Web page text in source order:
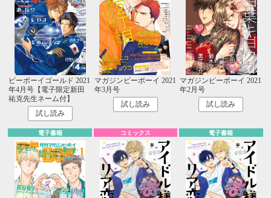
ビーボーイゴールド 2021
年4月号【電子限定新田
祐克先生ネーム付】
試し読み
マガジンビーボーイ 2021
年3月号
試し読み
マガジンビーボーイ 2021
年2月号
試し読み
電子書籍 コミックス 電子書籍